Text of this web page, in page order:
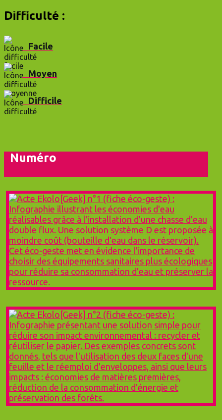
Difficulté :
Facile
Moyen
Difficile
Numéro